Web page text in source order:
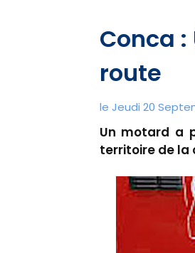
Conca
route
le Jeudi 20
Un motard a
territoire de la